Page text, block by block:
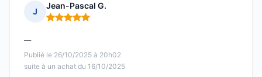
J
Jean-Pascal G.
Note : 5 sur 5
Publié le 26/10/2025 à 20h02
suite à un achat du 16/10/2025